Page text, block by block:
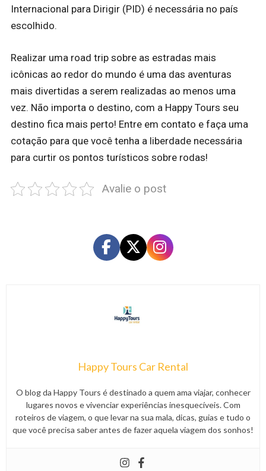
Internacional para Dirigir (PID) é necessária no país
escolhido.
Realizar uma road trip sobre as estradas mais
icônicas ao redor do mundo é uma das aventuras
mais divertidas a serem realizadas ao menos uma
vez. Não importa o destino, com a Happy Tours seu
destino fica mais perto! Entre em contato e faça uma
cotação para que você tenha a liberdade necessária
para curtir os pontos turísticos sobre rodas!
Avalie o post
Happy Tours Car Rental
O blog da Happy Tours é destinado a quem ama viajar, conhecer
lugares novos e vivenciar experiências inesquecíveis. Com
roteiros de viagem, o que levar na sua mala, dicas, guias e tudo o
que você precisa saber antes de fazer aquela viagem dos sonhos!